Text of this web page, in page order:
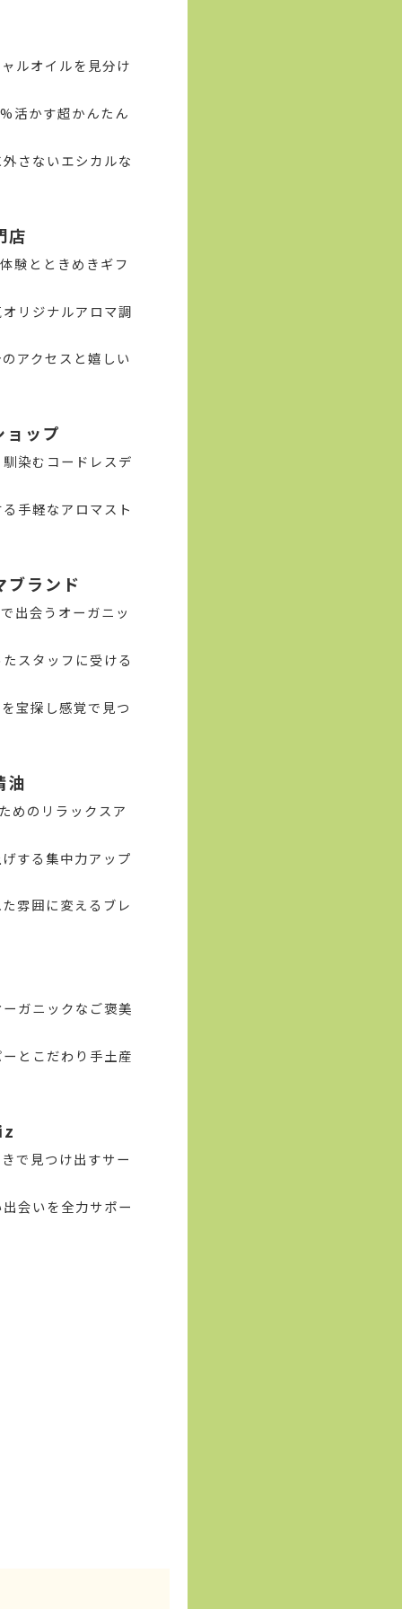
ルオイルを見分け
活かす超かんたん
さないエシカルな
店
験とときめきギフ
リジナルアロマ調
アクセスと嬉しい
ップ
染むコードレスデ
手軽なアロマスト
ブランド
出会うオーガニッ
スタッフに受ける
宝探し感覚で見つ
油
めのリラックスア
する集中力アップ
雰囲に変えるブレ
ガニックなご褒美
とこだわり手土産
で見つけ出すサー
会いを全力サポー